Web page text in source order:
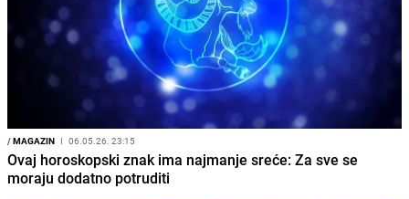
/MAGAZIN I 06.05.26. 23:15
Ovaj horoskopski znak ima najmanje sreće: Za sve se
moraju dodatno potruditi